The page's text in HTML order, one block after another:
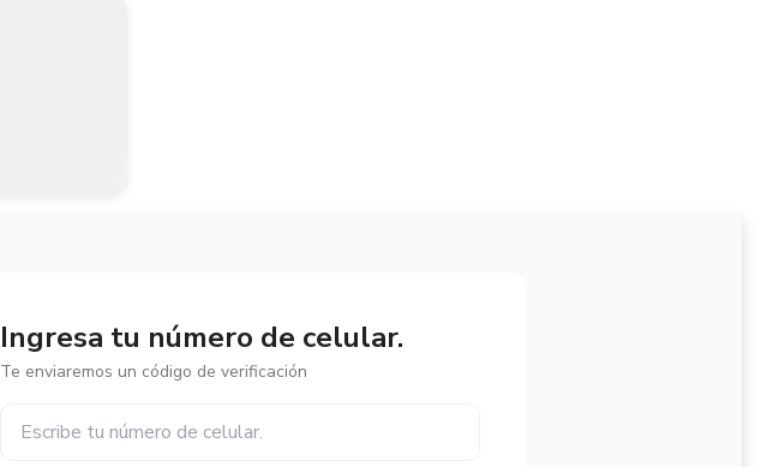
Ingresa tu número de celular.
Te enviaremos un código de verificación